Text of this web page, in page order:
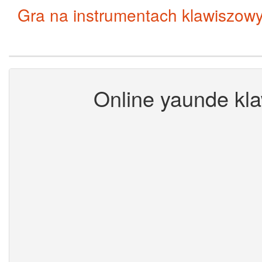
Gra na instrumentach
Online yaunde